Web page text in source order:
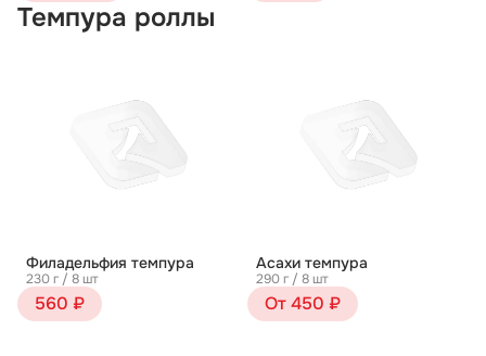
Темпура роллы
Филадельфия темпура
230 г / 8 шт
560 ₽
Асахи темпура
290 г / 8 шт
От 450 ₽